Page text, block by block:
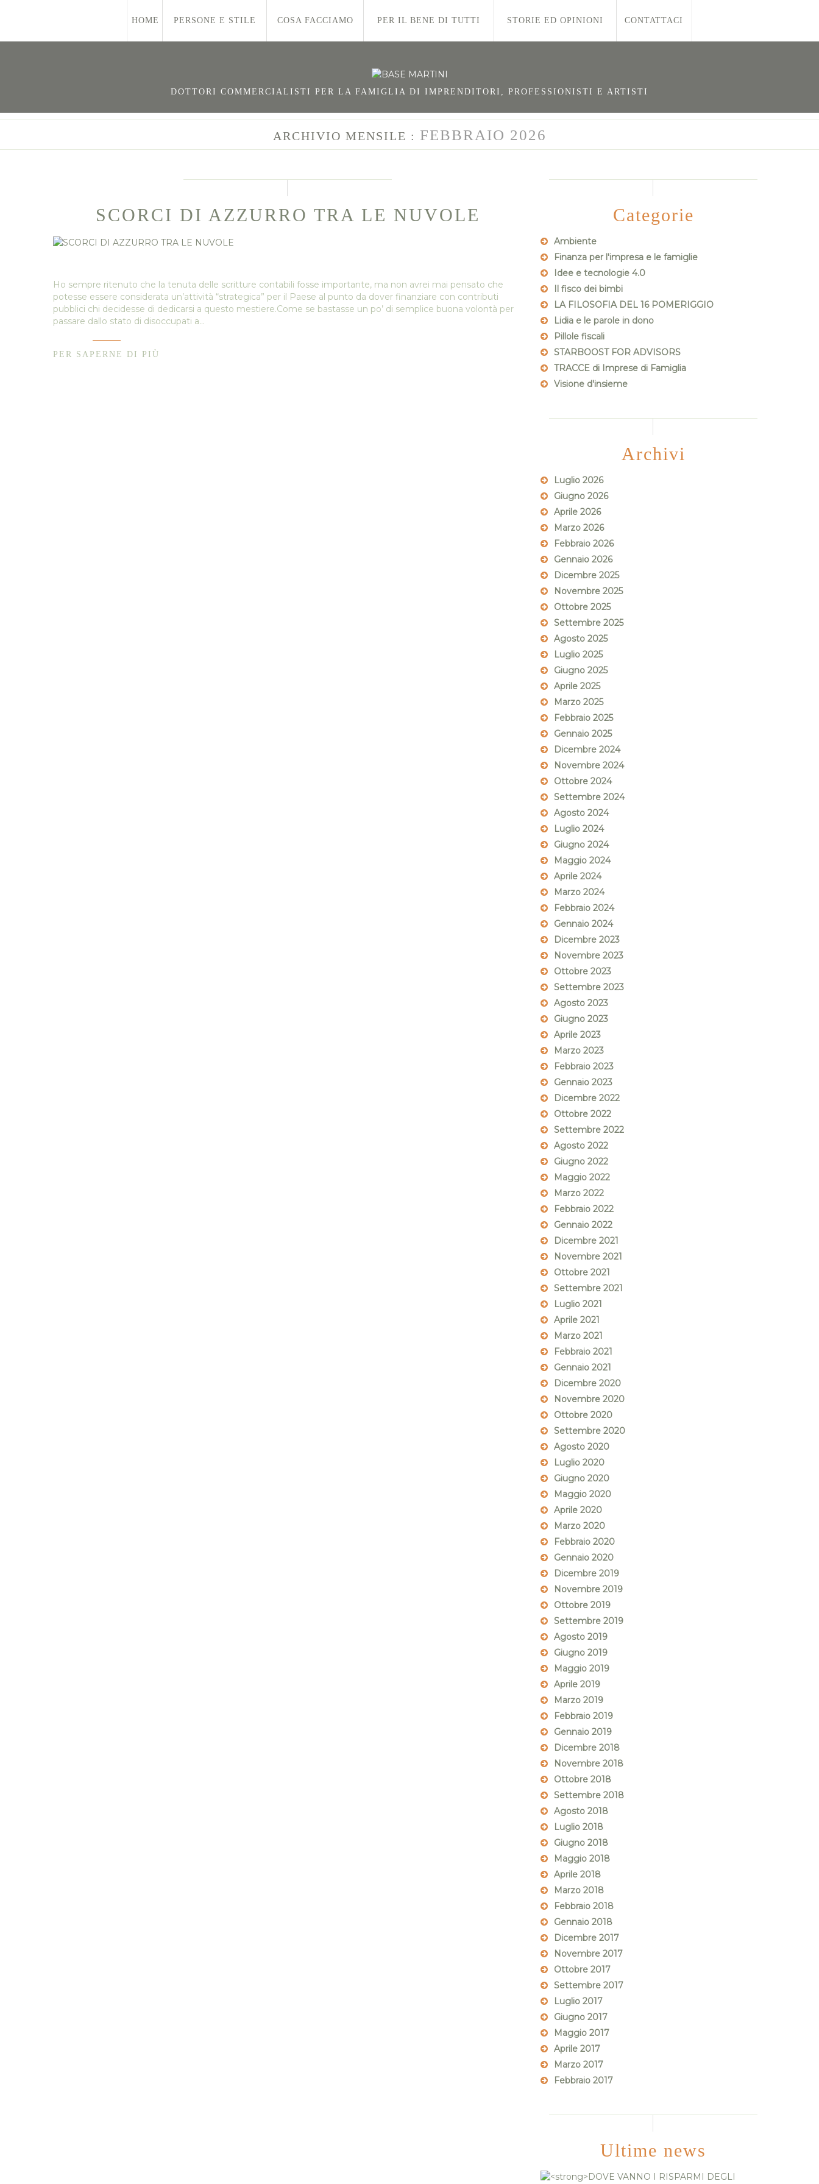
HOME PERSONE E STILE COSA FACCIAMO PER IL BENE DI TUTTI STORIE ED OPINIONI CONTATTACI
DOTTORI COMMERCIALISTI PER LA FAMIGLIA DI IMPRENDITORI, PROFESSIONISTI E ARTISTI
ARCHIVIO MENSILE : FEBBRAIO 2026
SCORCI DI AZZURRO TRA LE NUVOLE
Ho sempre ritenuto che la tenuta delle scritture contabili fosse importante, ma non avrei mai pensato che
potesse essere considerata un’attività “strategica” per il Paese al punto da dover finanziare con contributi
pubblici chi decidesse di dedicarsi a questo mestiere.Come se bastasse un po’ di semplice buona volontà per
passare dallo stato di disoccupati a…
PER SAPERNE DI PIÙ
Categorie
Ambiente
Finanza per l'impresa e le famiglie
Idee e tecnologie 4.0
Il fisco dei bimbi
LA FILOSOFIA DEL 16 POMERIGGIO
Lidia e le parole in dono
Pillole fiscali
STARBOOST FOR ADVISORS
TRACCE di Imprese di Famiglia
Visione d'insieme
Archivi
Luglio 2026
Giugno 2026
Aprile 2026
Marzo 2026
Febbraio 2026
Gennaio 2026
Dicembre 2025
Novembre 2025
Ottobre 2025
Settembre 2025
Agosto 2025
Luglio 2025
Giugno 2025
Aprile 2025
Marzo 2025
Febbraio 2025
Gennaio 2025
Dicembre 2024
Novembre 2024
Ottobre 2024
Settembre 2024
Agosto 2024
Luglio 2024
Giugno 2024
Maggio 2024
Aprile 2024
Marzo 2024
Febbraio 2024
Gennaio 2024
Dicembre 2023
Novembre 2023
Ottobre 2023
Settembre 2023
Agosto 2023
Giugno 2023
Aprile 2023
Marzo 2023
Febbraio 2023
Gennaio 2023
Dicembre 2022
Ottobre 2022
Settembre 2022
Agosto 2022
Giugno 2022
Maggio 2022
Marzo 2022
Febbraio 2022
Gennaio 2022
Dicembre 2021
Novembre 2021
Ottobre 2021
Settembre 2021
Luglio 2021
Aprile 2021
Marzo 2021
Febbraio 2021
Gennaio 2021
Dicembre 2020
Novembre 2020
Ottobre 2020
Settembre 2020
Agosto 2020
Luglio 2020
Giugno 2020
Maggio 2020
Aprile 2020
Marzo 2020
Febbraio 2020
Gennaio 2020
Dicembre 2019
Novembre 2019
Ottobre 2019
Settembre 2019
Agosto 2019
Giugno 2019
Maggio 2019
Aprile 2019
Marzo 2019
Febbraio 2019
Gennaio 2019
Dicembre 2018
Novembre 2018
Ottobre 2018
Settembre 2018
Agosto 2018
Luglio 2018
Giugno 2018
Maggio 2018
Aprile 2018
Marzo 2018
Febbraio 2018
Gennaio 2018
Dicembre 2017
Novembre 2017
Ottobre 2017
Settembre 2017
Luglio 2017
Giugno 2017
Maggio 2017
Aprile 2017
Marzo 2017
Febbraio 2017
Ultime news